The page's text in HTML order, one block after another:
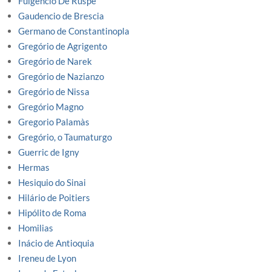
Gaudencio de Brescia
Germano de Constantinopla
Gregório de Agrigento
Gregório de Narek
Gregório de Nazianzo
Gregório de Nissa
Gregório Magno
Gregorio Palamàs
Gregório, o Taumaturgo
Guerric de Igny
Hermas
Hesiquio do Sinai
Hilário de Poitiers
Hipólito de Roma
Homilias
Inácio de Antioquia
Ireneu de Lyon